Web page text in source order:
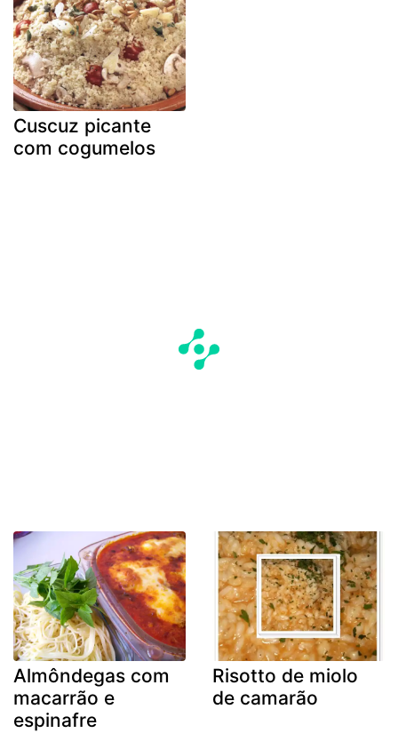
Cuscuz picante
com cogumelos
Almôndegas com
macarrão e
espinafre
Risotto de miolo
de camarão